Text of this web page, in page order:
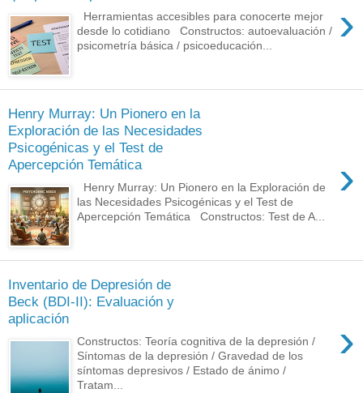
›
Herramientas accesibles para conocerte mejor
desde lo cotidiano Constructos: autoevaluación /
psicometría básica / psicoeducación...
Henry Murray: Un Pionero en la
Exploración de las Necesidades
Psicogénicas y el Test de
Apercepción Temática
›
Henry Murray: Un Pionero en la Exploración de
las Necesidades Psicogénicas y el Test de
Apercepción Temática Constructos: Test de A...
Inventario de Depresión de
Beck (BDI-II): Evaluación y
aplicación
›
Constructos: Teoría cognitiva de la depresión /
Síntomas de la depresión / Gravedad de los
síntomas depresivos / Estado de ánimo /
Tratam...